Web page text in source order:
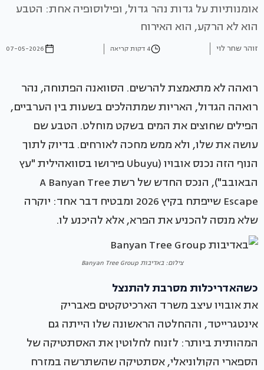
אומנותיות על גדות נהר גדול, ופילוסופיה אחת: הטבע
הוא לא הרקע, הוא האירוח
זוהר שחר לוי 4 דקות קריאה 07-05-2026
רואהה לא מתאמצת להרשים. הסוואנה הפתוחה, נהר
רואהה הגדול, האריות שמתהלכים בשעות בין הערביים,
הפילים שחוצים את המים בשקט מוחלט. הטבע שם
עושה את שלו, ולא ממש מחכה לאורחים. בדיוק לתוך
הנוף הזה נכנס אובויו (Ubuyu פירושו בסוואהילית "עץ
הבאובב"), הנכס החדש של רשת A Banyan Tree
Escape שייפתח בקיץ 2026 ומבטיח דבר אחד: יוקרה
שלא מנסה להכניע את הפרא, אלא להיכנע לו.
צילום: באדיבות Banyan Tree Group
כשהאדריכלות מסרבת להתנצל
את אובויו עיצב משרד הארכיטקטים פאבריק
אינטגרייטד, וההחלטה הראשונה שלו הייתה גם
המהותית ביותר: לזנוח לחלוטין את האסתטיקה של
הספארי הקולוניאלי, אסתטיקה שהשתרשה במזרח